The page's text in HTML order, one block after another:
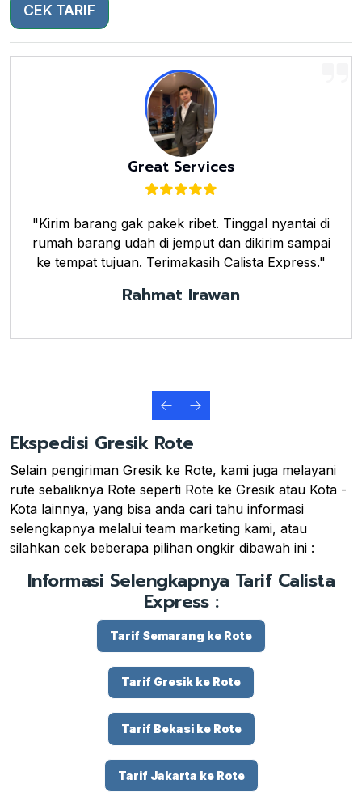
CEK TARIF
Great Services
"Kirim barang gak pakek ribet. Tinggal nyantai di
rumah barang udah di jemput dan dikirim sampai
ke tempat tujuan. Terimakasih Calista Express."
Rahmat Irawan
Ekspedisi Gresik Rote
Selain pengiriman Gresik ke Rote, kami juga melayani
rute sebaliknya Rote seperti Rote ke Gresik atau Kota -
Kota lainnya, yang bisa anda cari tahu informasi
selengkapnya melalui team marketing kami, atau
silahkan cek beberapa pilihan ongkir dibawah ini :
Informasi Selengkapnya Tarif Calista
Express :
Tarif Semarang ke Rote
Tarif Gresik ke Rote
Tarif Bekasi ke Rote
Tarif Jakarta ke Rote